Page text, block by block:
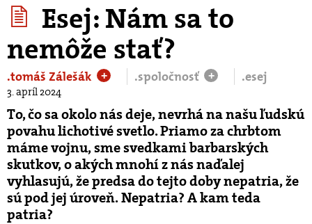
Esej: Nám sa to
nemôže stať?
.tomáš Zálešák + .spoločnosť + .esej
3. apríl 2024
To, čo sa okolo nás deje, nevrhá na našu ľudskú
povahu lichotivé svetlo. Priamo za chrbtom
máme vojnu, sme svedkami barbarských
skutkov, o akých mnohí z nás naďalej
vyhlasujú, že predsa do tejto doby nepatria, že
sú pod jej úroveň. Nepatria? A kam teda
patria?